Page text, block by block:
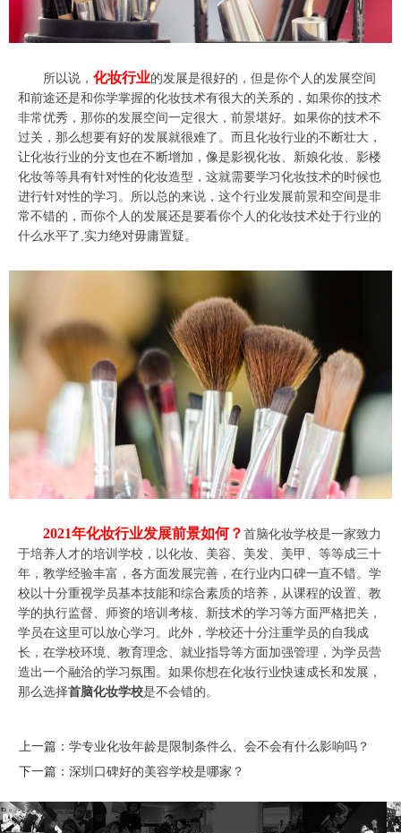
所以说， 化妆行业的发展是很好的，但是你个人的发展空间
和前途还是和你学掌握的化妆技术有很大的关系的，如果你的技术
非常优秀，那你的发展空间一定很大，前景堪好。如果你的技术不
过关，那么想要有好的发展就很难了。而且化妆行业的不断壮大，
让化妆行业的分支也在不断增加，像是影视化妆、新娘化妆、影楼
化妆等等具有针对性的化妆造型，这就需要学习化妆技术的时候也
进行针对性的学习。所以总的来说，这个行业发展前景和空间是非
常不错的，而你个人的发展还是要看你个人的化妆技术处于行业的
什么水平了,实力绝对毋庸置疑。
2021年化妆行业发展前景如何？首脑化妆学校是一家致力
于培养人才的培训学校，以化妆、美容、美发、美甲、等等成三十
年，教学经验丰富，各方面发展完善，在行业内口碑一直不错。学
校以十分重视学员基本技能和综合素质的培养，从课程的设置、教
学的执行监督、师资的培训考核、新技术的学习等方面严格把关，
学员在这里可以放心学习。此外，学校还十分注重学员的自我成
长，在学校环境、教育理念、就业指导等方面加强管理，为学员营
造出一个融洽的学习氛围。如果你想在化妆行业快速成长和发展，
那么选择首脑化妆学校是不会错的。
上一篇： 学专业化妆年龄是限制条件么、会不会有什么影响吗？
下一篇： 深圳口碑好的美容学校是哪家？